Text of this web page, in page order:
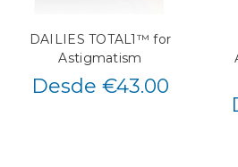
DAILIES TOTAL1™ for
Astigmatism
Desde €43.00